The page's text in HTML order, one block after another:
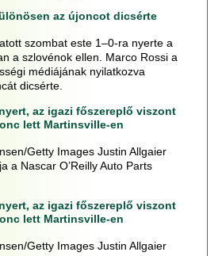
az újoncot dicsérte
szombat este 1–0-ra nyerte a
a szlovénok ellen. Marco Rossi a
médiájának nyilatkozva
dicsérte.
az igazi főszereplő viszont
lett Martinsville-en
Getty Images Justin Allgaier
a Nascar O’Reilly Auto Parts
az igazi főszereplő viszont
lett Martinsville-en
Getty Images Justin Allgaier